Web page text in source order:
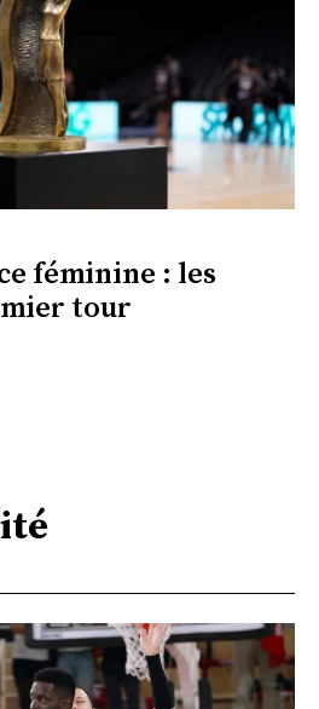
féminine : les
tour